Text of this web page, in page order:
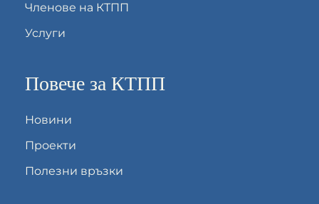
Членове на КТПП
Услуги
Повече за КТПП
Новини
Проекти
Полезни връзки